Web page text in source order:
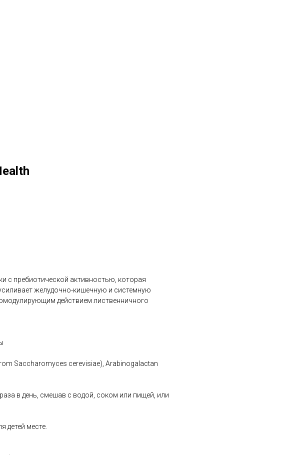
с пребиотической активностью, которая
желудочно-кишечную и системную
действием лиственничного
Saccharomyces cerevisiae), Arabinogalactan
в день, смешав с водой, соком или пищей, или
детей месте.